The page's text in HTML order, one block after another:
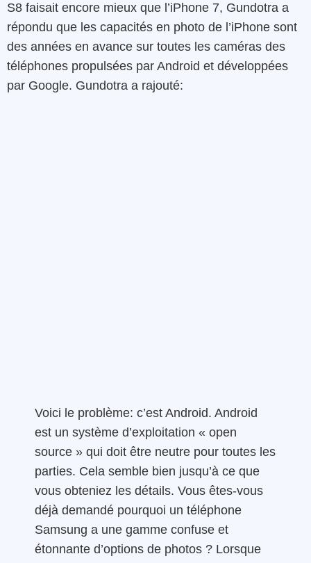
S8 faisait encore mieux que l’iPhone 7, Gundotra a
répondu que les capacités en photo de l’iPhone sont
des années en avance sur toutes les caméras des
téléphones propulsées par Android et développées
par Google. Gundotra a rajouté:
Voici le problème: c’est Android. Android
est un système d’exploitation « open
source » qui doit être neutre pour toutes les
parties. Cela semble bien jusqu’à ce que
vous obteniez les détails. Vous êtes-vous
déjà demandé pourquoi un téléphone
Samsung a une gamme confuse et
étonnante d’options de photos ? Lorsque